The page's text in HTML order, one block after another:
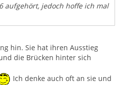
aufgehört, jedoch hoffe ich mal
hin. Sie hat ihren Ausstieg
die Brücken hinter sich
Ich denke auch oft an sie und